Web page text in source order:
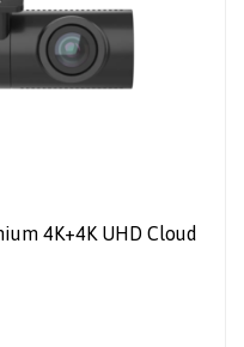
4K+4K UHD Cloud